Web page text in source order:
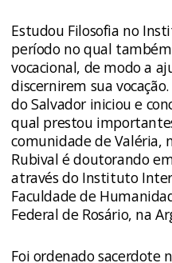
Estudou Filosofia no
período no qual
vocacional, de modo a
discernirem sua
do Salvador iniciou e
qual prestou
comunidade de Valéria,
Rubival é doutorando
através do Instituto
Faculdade de
Federal de Rosário, na
Foi ordenado sacerdote